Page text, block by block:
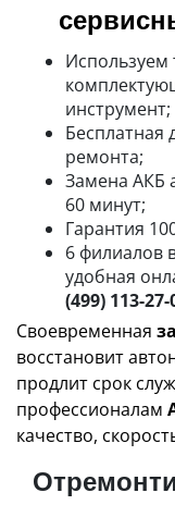
инструмент;
Бесплатная
ремонта;
Замена АКБ
60 минут;
Гарантия
6 филиалов
удобная
(499) 113-27-
Своевременная
восстановит
продлит срок
профессионалам
качество,